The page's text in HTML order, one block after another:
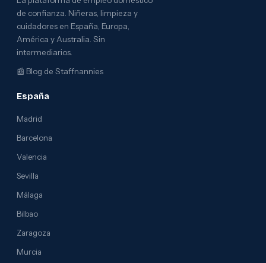
de confianza. Niñeras, limpieza y
cuidadores en España, Europa,
América y Australia. Sin
intermediarios.
📰 Blog de Staffnannies
España
Madrid
Barcelona
Valencia
Sevilla
Málaga
Bilbao
Zaragoza
Murcia